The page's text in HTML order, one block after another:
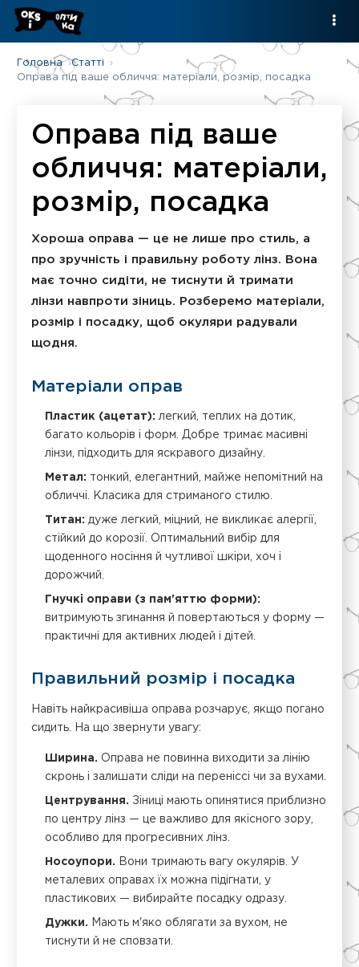
Головна
Статті
Оправа під ваше обличчя: матеріали, розмір, посадка
Оправа під ваше
обличчя: матеріали,
розмір, посадка
Хороша оправа — це не лише про стиль, а
про зручність і правильну роботу лінз. Вона
має точно сидіти, не тиснути й тримати
лінзи навпроти зіниць. Розберемо матеріали,
розмір і посадку, щоб окуляри радували
щодня.
Матеріали оправ
Пластик (ацетат): легкий, теплих на дотик,
багато кольорів і форм. Добре тримає масивні
лінзи, підходить для яскравого дизайну.
Метал: тонкий, елегантний, майже непомітний на
обличчі. Класика для стриманого стилю.
Титан: дуже легкий, міцний, не викликає алергії,
стійкий до корозії. Оптимальний вибір для
щоденного носіння й чутливої шкіри, хоч і
дорожчий.
Гнучкі оправи (з пам'яттю форми):
витримують згинання й повертаються у форму —
практичні для активних людей і дітей.
Правильний розмір і посадка
Навіть найкрасивіша оправа розчарує, якщо погано
сидить. На що звернути увагу:
Ширина. Оправа не повинна виходити за лінію
скронь і залишати сліди на переніссі чи за вухами.
Центрування. Зіниці мають опинятися приблизно
по центру лінз — це важливо для якісного зору,
особливо для прогресивних лінз.
Носоупори. Вони тримають вагу окулярів. У
металевих оправах їх можна підігнати, у
пластикових — вибирайте посадку одразу.
Дужки. Мають м'яко облягати за вухом, не
тиснути й не сповзати.